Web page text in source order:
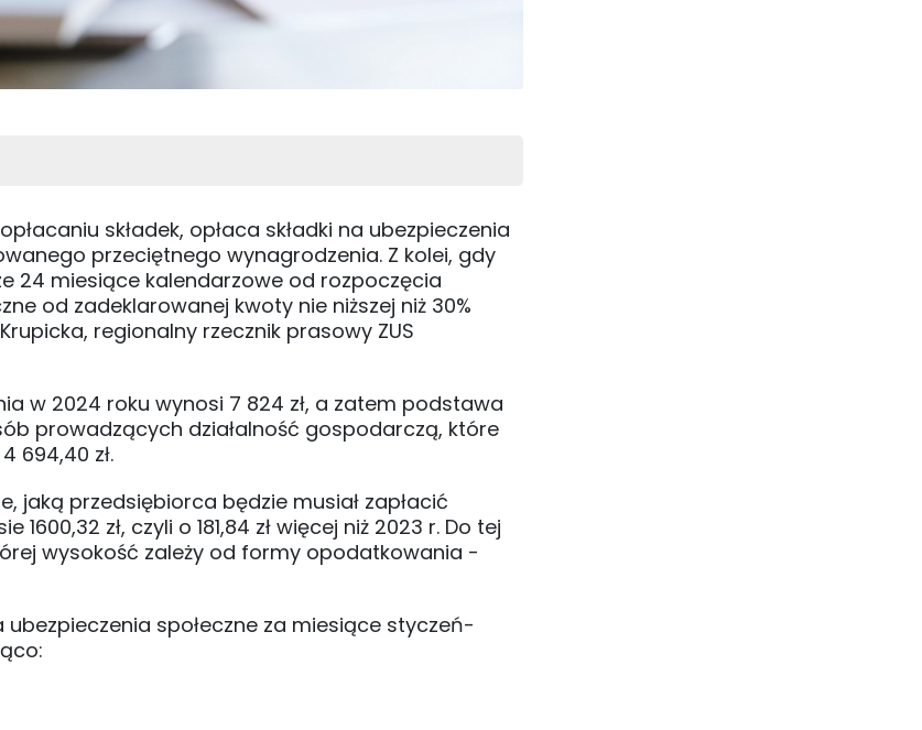
składek, opłaca składki na ubezpieczenia
przeciętnego wynagrodzenia. Z kolei, gdy
24 miesiące kalendarzowe od rozpoczęcia
od zadeklarowanej kwoty nie niższej niż 30%
regionalny rzecznik prasowy ZUS
w 2024 roku wynosi 7 824 zł, a zatem podstawa
prowadzących działalność gospodarczą, które
694,40 zł.
jaką przedsiębiorca będzie musiał zapłacić
zł, czyli o 181,84 zł więcej niż 2023 r. Do tej
wysokość zależy od formy opodatkowania -
społeczne za miesiące styczeń-